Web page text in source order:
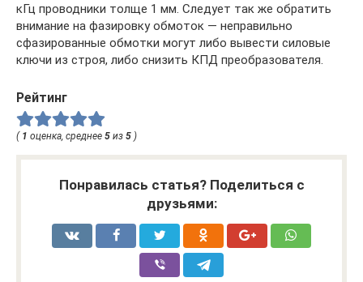
кГц проводники толще 1 мм. Следует так же обратить
внимание на фазировку обмоток — неправильно
сфазированные обмотки могут либо вывести силовые
ключи из строя, либо снизить КПД преобразователя.
Рейтинг
( 1 оценка, среднее 5 из 5 )
Понравилась статья? Поделиться с
друзьями: